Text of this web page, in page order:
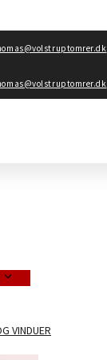
VINDUER